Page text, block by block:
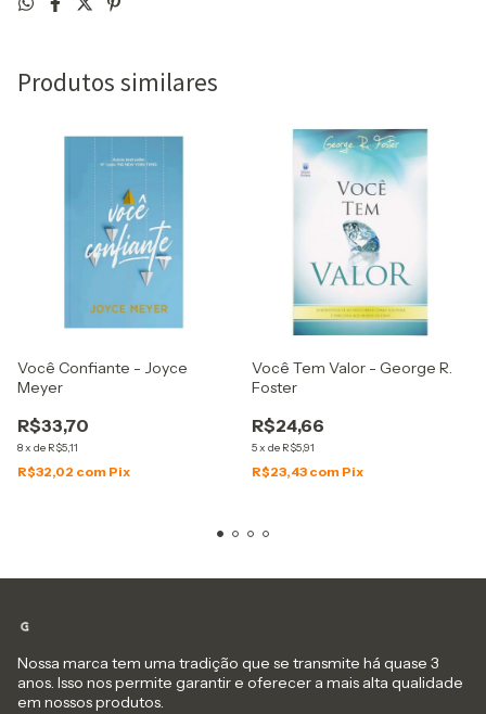
Produtos similares
Você Confiante - Joyce
Meyer
R$33,70
8x de R$5,11
R$32,02 com Pix
Você Tem Valor - George R.
Foster
R$24,66
5x de R$5,91
R$23,43 com Pix
Nossa marca tem uma tradição que se transmite há quase 3
anos. Isso nos permite garantir e oferecer a mais alta qualidade
em nossos produtos.